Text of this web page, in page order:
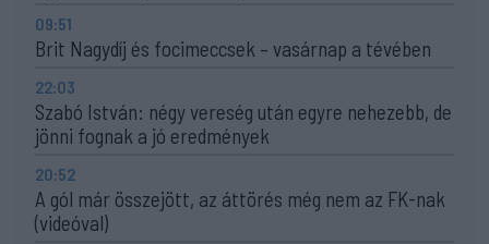
09:51
Brit Nagydíj és focimeccsek – vasárnap a tévében
22:03
Szabó István: négy vereség után egyre nehezebb, de
jönni fognak a jó eredmények
20:52
A gól már összejött, az áttörés még nem az FK-nak
(videóval)